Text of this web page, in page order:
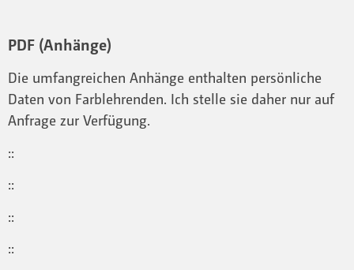
PDF (Anhänge)
Die umfangreichen Anhänge enthalten persönliche
Daten von Farblehrenden. Ich stelle sie daher nur auf
Anfrage zur Verfügung.
::
::
::
::